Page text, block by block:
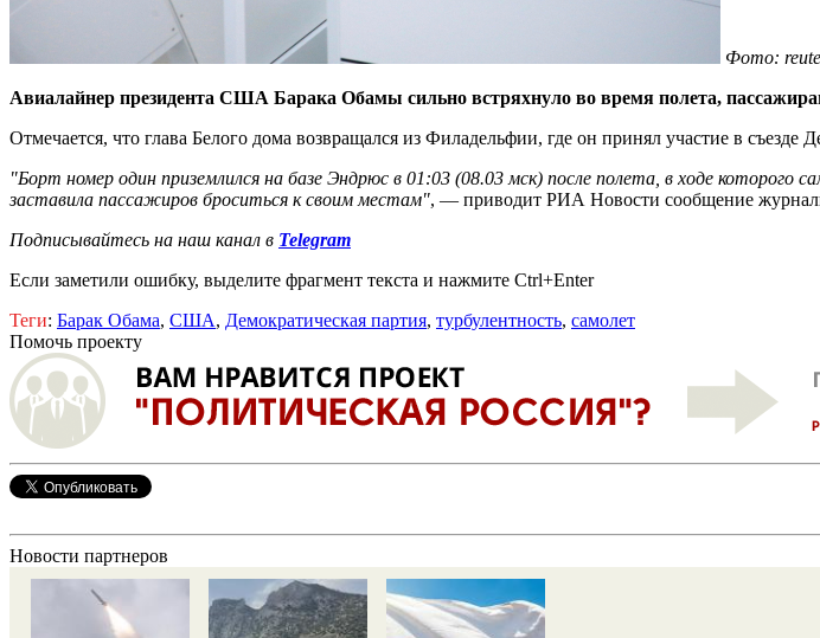
Фото:
Авиалайнер президента США Барака Обамы сильно встряхнуло во время полета,
Отмечается, что глава Белого дома возвращался из Филадельфии, где он принял участие в
"Борт номер один приземлился на базе Эндрюс в 01:03 (08.03 мск) после полета, в ходе
заставила пассажиров броситься к своим местам", — приводит РИА Новости сообщение
Подписывайтесь на наш канал в Telegram
Если заметили ошибку, выделите фрагмент текста и нажмите Ctrl+Enter
Теги: Барак Обама, США, Демократическая партия, турбулентность, самолет
Помочь проекту
Новости партнеров